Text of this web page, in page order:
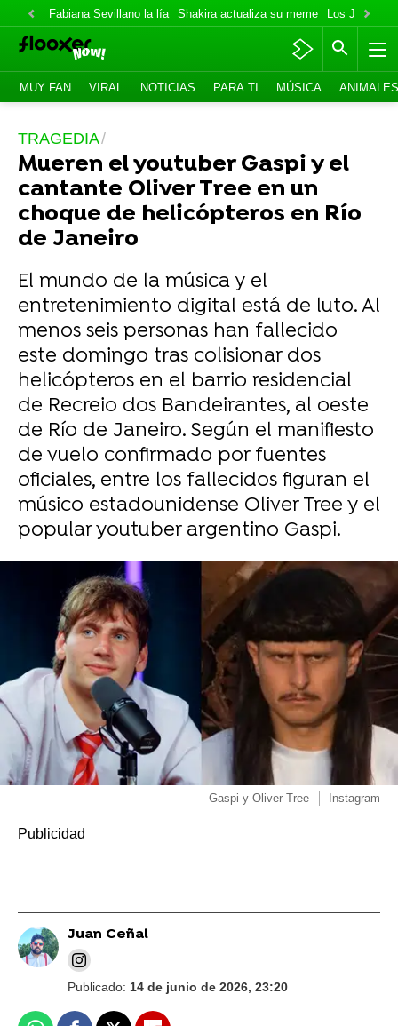
Fabiana Sevillano la lía Shakira actualiza su meme Los Jonas
MUY FAN VIRAL NOTICIAS PARA TI MÚSICA ANIMALES
TRAGEDIA
Mueren el youtuber Gaspi y el
cantante Oliver Tree en un
choque de helicópteros en Río
de Janeiro
El mundo de la música y el
entretenimiento digital está de luto. Al
menos seis personas han fallecido
este domingo tras colisionar dos
helicópteros en el barrio residencial
de Recreio dos Bandeirantes, al oeste
de Río de Janeiro. Según el manifiesto
de vuelo confirmado por fuentes
oficiales, entre los fallecidos figuran el
músico estadounidense Oliver Tree y el
popular youtuber argentino Gaspi.
Gaspi y Oliver Tree Instagram
Juan Ceñal
Publicado: 14 de junio de 2026, 23:20